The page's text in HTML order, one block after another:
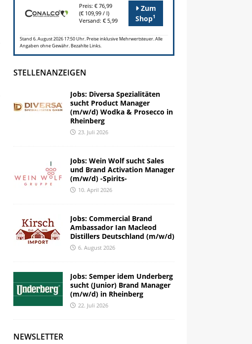
Preis: € 76,99
(€ 109,99 / l)
Versand: € 5,99
Zum
Shop1
Stand 6. August 2026 17:50 Uhr. Preise inklusive Mehrwertsteuer. Alle
Angaben ohne Gewähr. Bezahlte Links.
STELLENANZEIGEN
Jobs: Diversa Spezialitäten
sucht Product Manager
(m/w/d) Wodka & Prosecco in
Rheinberg
23. Juli 2026
Jobs: Wein Wolf sucht Sales
und Brand Activation Manager
(m/w/d) -Spirits-
10. April 2026
Jobs: Commercial Brand
Ambassador Ian Macleod
Distillers Deutschland (m/w/d)
6. August 2026
Jobs: Semper idem Underberg
sucht (Junior) Brand Manager
(m/w/d) in Rheinberg
22. Juli 2026
NEWSLETTER